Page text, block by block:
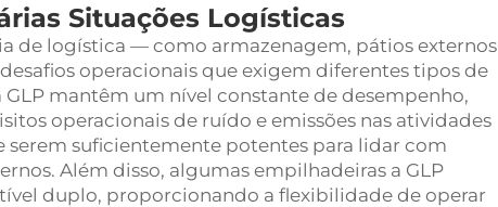
Situações Logísticas
de logística — como armazenagem, pátios externos
operacionais que exigem diferentes tipos de
mantêm um nível constante de desempenho,
operacionais de ruído e emissões nas atividades
serem suficientemente potentes para lidar com
Além disso, algumas empilhadeiras a GLP
duplo, proporcionando a flexibilidade de operar